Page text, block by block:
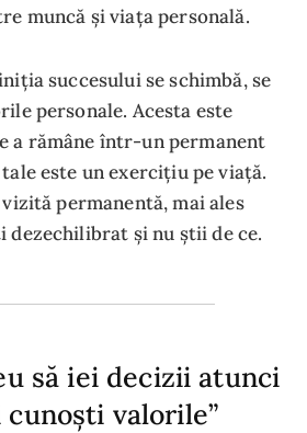
muncă și viața personală.
succesului se schimbă, se
personale. Acesta este
a rămâne într-un permanent
este un exercițiu pe viață.
permanentă, mai ales
dezechilibrat și nu știi de ce.
să iei decizii atunci
valorile”